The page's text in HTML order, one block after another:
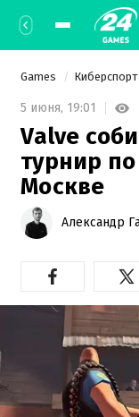
Games Киберспорт
5 июня, 19:01
Valve
турнир
Москве
Александр